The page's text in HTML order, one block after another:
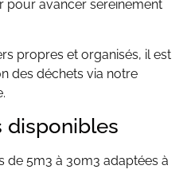
pour avancer sereinement
propres et organisés, il est
des déchets via notre
disponibles
de 5m3 à 30m3 adaptées à